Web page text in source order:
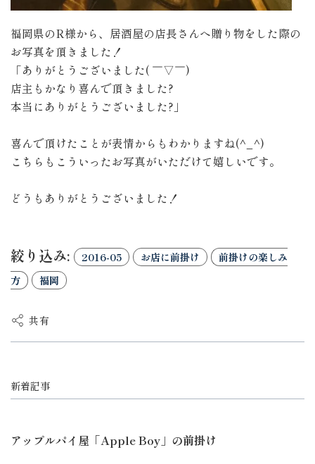
福岡県のR様から、居酒屋の店長さんへ贈り物をした際の
お写真を頂きました！
「ありがとうございました( ￣▽￣)
店主もかなり喜んで頂きました?
本当にありがとうございました?」
喜んで頂けたことが表情からもわかりますね(^_^)
こちらもこういったお写真がいただけて嬉しいです。
どうもありがとうございました！
絞り込み: 2016-05 お店に前掛け
前掛けの楽しみ
方
福岡
共有
新着記事
アップルパイ屋「Apple Boy」の前掛け